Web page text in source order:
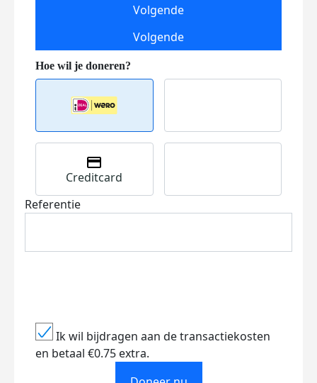
Volgende
Volgende
Creditcard
Referentie
Ik wil bijdragen aan de transactiekosten
en betaal €0.75 extra.